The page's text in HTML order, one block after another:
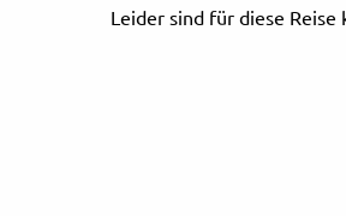
Leider sind für diese Reise